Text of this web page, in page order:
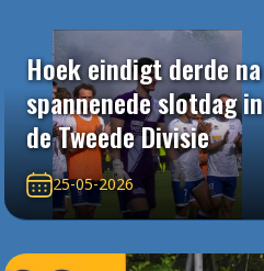
Hoek eindigt derde na
spannenede slotdag in
de Tweede Divisie
25-05-2026